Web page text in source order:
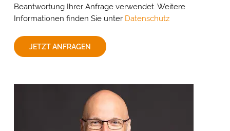
Beantwortung Ihrer Anfrage verwendet. Weitere
Informationen finden Sie unter Datenschutz
JETZT ANFRAGEN